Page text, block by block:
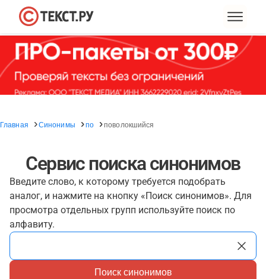
Главная Синонимы по поволокшийся
Сервис поиска синонимов
Введите слово, к которому требуется подобрать
аналог, и нажмите на кнопку «Поиск синонимов». Для
просмотра отдельных групп используйте поиск по
алфавиту.
Поиск синонимов